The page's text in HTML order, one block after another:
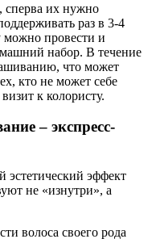
сперва их нужно
раз в 3-4
можно провести и
набор. В течение
что может
кто не может себе
к колористу.
– экспресс-
эффект
не «изнутри», а
волоса своего рода